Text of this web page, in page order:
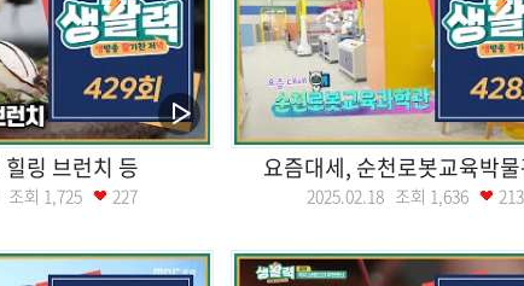
링 브런치 등
조회 1,725 227
요즘대세, 순천로봇교육박
2025.02.18 조회 1,636 213